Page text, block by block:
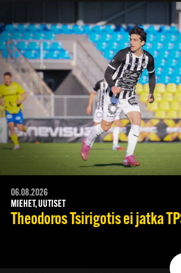
06.08.2026
MIEHET, UUTISET
Theodoros Tsirigotis ei jatka